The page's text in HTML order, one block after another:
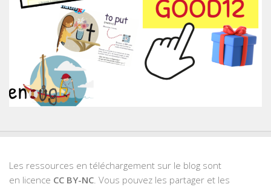
Les ressources en téléchargement sur le blog sont
en licence CC BY-NC . Vous pouvez les partager et les